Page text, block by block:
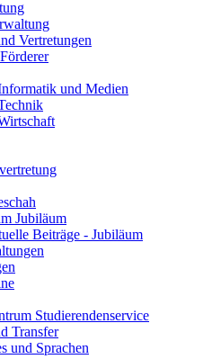
Vertretungen
und Medien
Jubiläum
Beiträge - Jubiläum
Studierendenservice
Transfer
und Sprachen